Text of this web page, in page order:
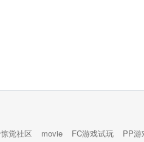
惊觉社区 movie FC游戏试玩 PP游